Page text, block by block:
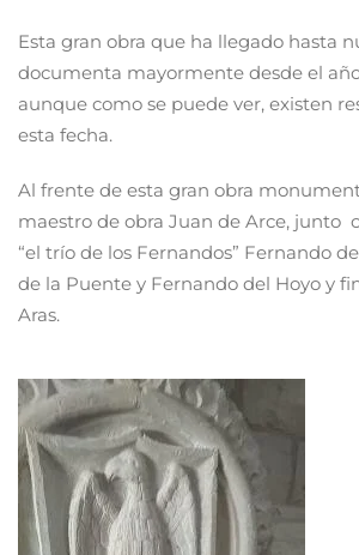
Esta gran obra que ha llegado hasta
documenta mayormente desde el año
aunque como se puede ver, existen
esta fecha.
Al frente de esta gran obra
maestro de obra Juan de Arce, junto
“el trío de los Fernandos” Fernando
de la Puente y Fernando del Hoyo y
Aras.